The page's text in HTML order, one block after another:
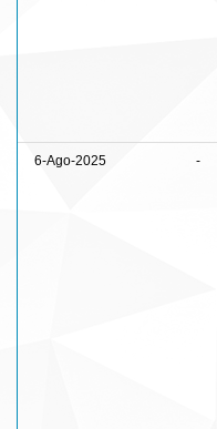
6-Ago-2025 -